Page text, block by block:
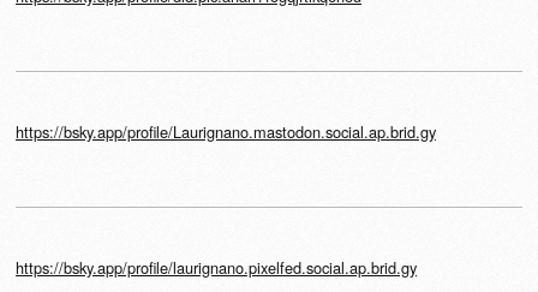
https://bsky.app/profile/Laurignano.mastodon.social.ap.brid.gy
https://bsky.app/profile/laurignano.pixelfed.social.ap.brid.gy